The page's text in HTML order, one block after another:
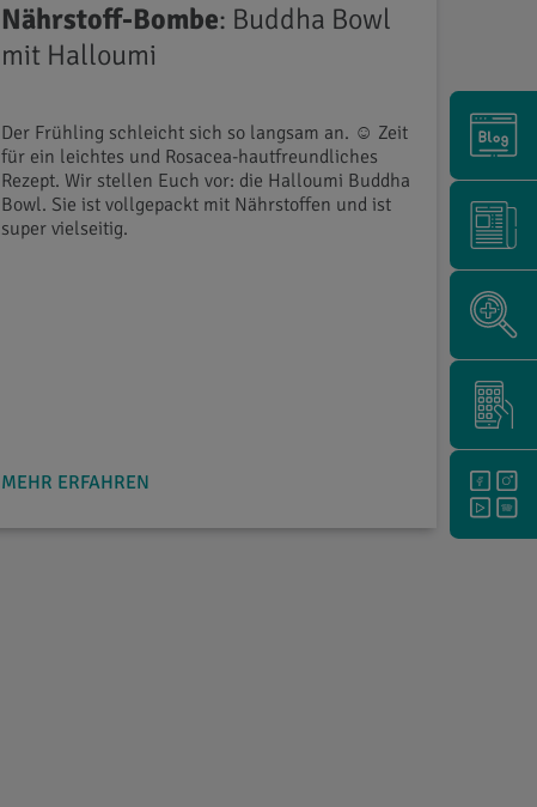
Nährstoff-Bombe: Buddha Bowl
mit Halloumi
Der Frühling schleicht sich so langsam an. ☺ Zeit
für ein leichtes und Rosacea-hautfreundliches
Rezept. Wir stellen Euch vor: die Halloumi Buddha
Bowl. Sie ist vollgepackt mit Nährstoffen und ist
super vielseitig.
MEHR ERFAHREN